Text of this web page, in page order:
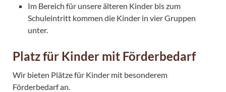
Im Bereich für unsere älteren Kinder bis zum
Schuleintritt kommen die Kinder in vier Gruppen
unter.
Platz für Kinder mit Förderbedarf
Wir bieten Plätze für Kinder mit besonderem
Förderbedarf an.